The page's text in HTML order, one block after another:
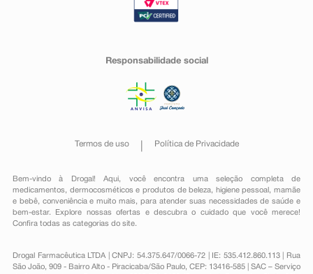
Responsabilidade social
Termos de uso Política de Privacidade
Bem-vindo à Drogal! Aqui, você encontra uma seleção completa de
medicamentos , dermocosméticos e produtos de beleza, higiene pessoal ,mamãe
e bebê, conveniênciae muito mais, para atender suas necessidades de saúde e
bem-estar. Explore nossas ofertas e descubra o cuidado que você merece!
Confira todas as categorias do site.
Drogal Farmacêutica LTDA | CNPJ: 54.375.647/0066-72 | IE: 535.412.860.113 | Rua
São João, 909 - Bairro Alto - Piracicaba/São Paulo, CEP: 13416-585 | SAC – Serviço